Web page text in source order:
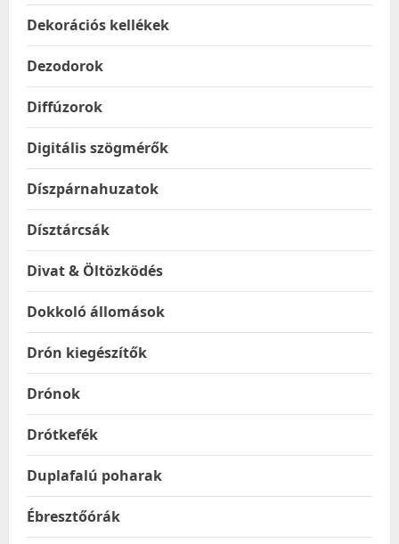
Dekorációs kellékek
Dezodorok
Diffúzorok
Digitális szögmérők
Díszpárnahuzatok
Dísztárcsák
Divat & Öltözködés
Dokkoló állomások
Drón kiegészítők
Drónok
Drótkefék
Duplafalú poharak
Ébresztőórák